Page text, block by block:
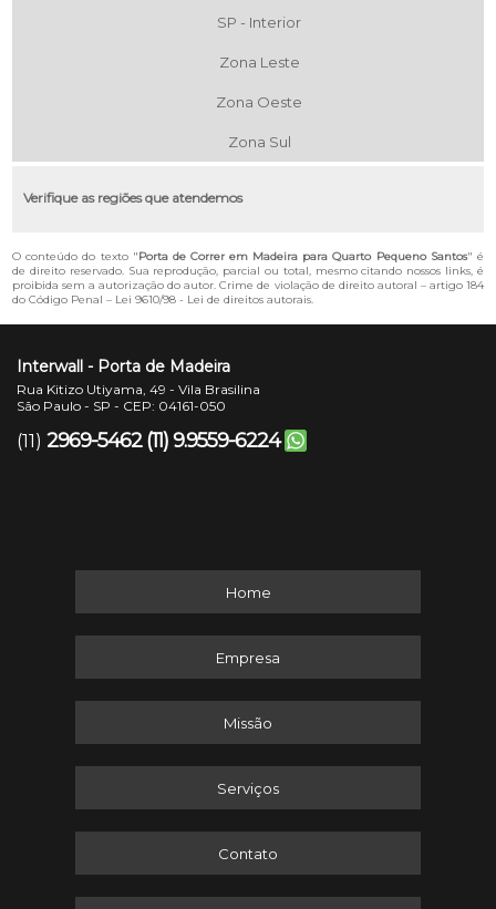
SP - Interior
Zona Leste
Zona Oeste
Zona Sul
Verifique as regiões que atendemos
O conteúdo do texto "Porta de Correr em Madeira para Quarto Pequeno Santos" é
de direito reservado. Sua reprodução, parcial ou total, mesmo citando nossos links, é
proibida sem a autorização do autor. Crime de violação de direito autoral – artigo 184
do Código Penal – Lei 9610/98 - Lei de direitos autorais.
Interwall - Porta de Madeira
Rua Kitizo Utiyama, 49 - Vila Brasilina
São Paulo - SP - CEP: 04161-050
(11) 2969-5462 (11) 9.9559-6224
Home
Empresa
Missão
Serviços
Contato